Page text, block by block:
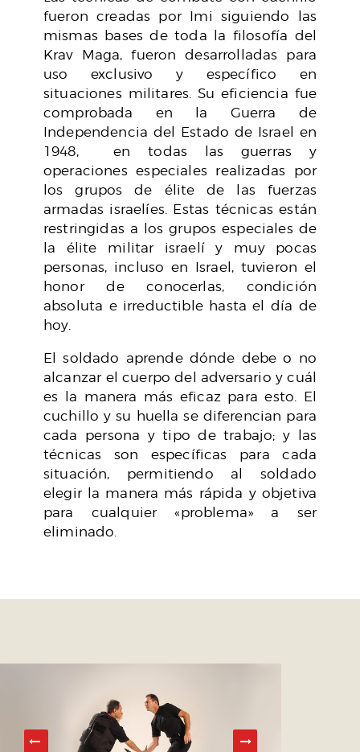
fueron creadas por Imi siguiendo las
mismas bases de toda la filosofía del
Krav Maga, fueron desarrolladas para
uso exclusivo y específico en
situaciones militares. Su eficiencia fue
comprobada en la Guerra de
Independencia del Estado de Israel en
1948, en todas las guerras y
operaciones especiales realizadas por
los grupos de élite de las fuerzas
armadas israelíes. Estas técnicas están
restringidas a los grupos especiales de
la élite militar israelí y muy pocas
personas, incluso en Israel, tuvieron el
honor de conocerlas, condición
absoluta e irreductible hasta el día de
hoy.
El soldado aprende dónde debe o no
alcanzar el cuerpo del adversario y cuál
es la manera más eficaz para esto. El
cuchillo y su huella se diferencian para
cada persona y tipo de trabajo; y las
técnicas son específicas para cada
situación, permitiendo al soldado
elegir la manera más rápida y objetiva
para cualquier «problema» a ser
eliminado.